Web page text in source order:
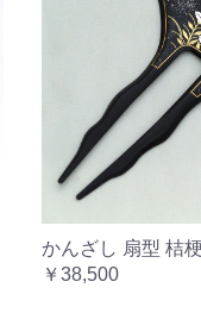
かんざし 扇型 桔梗
￥38,500